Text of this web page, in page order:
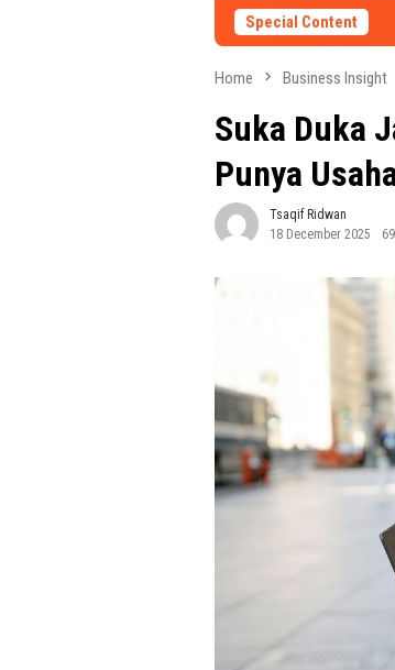
Special Content
Home Business Insight
Suka Duka
Punya
Tsaqif Ridwan
18 December 2025